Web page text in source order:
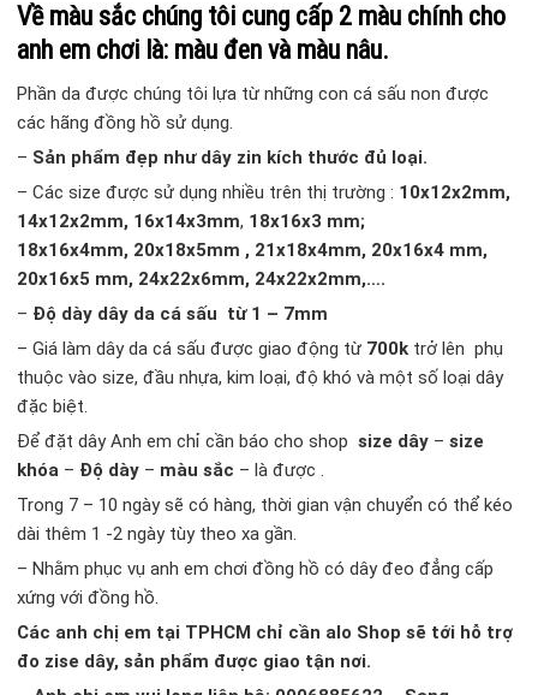
Về màu sắc chúng tôi cung cấp 2 màu chính cho
anh em chơi là: màu đen và màu nâu.
Phần da được chúng tôi lựa từ những con cá sấu non được
các hãng đồng hồ sử dụng.
– Sản phẩm đẹp như dây zin kích thước đủ loại.
– Các size được sử dụng nhiều trên thị trường : 10x12x2mm,
14x12x2mm, 16x14x3mm, 18x16x3 mm;
18x16x4mm, 20x18x5mm , 21x18x4mm, 20x16x4 mm,
20x16x5 mm, 24x22x6mm, 24x22x2mm,….
– Độ dày dây da cá sấu từ 1 – 7mm
– Giá làm dây da cá sấu được giao động từ 700k trở lên phụ
thuộc vào size, đầu nhựa, kim loại, độ khó và một số loại dây
đặc biệt.
Để đặt dây Anh em chỉ cần báo cho shopsize dây –size
khóa – Độ dày – màu sắc – là được .
Trong 7 – 10 ngày sẽ có hàng, thời gian vận chuyển có thể kéo
dài thêm 1 -2 ngày tùy theo xa gần.
– Nhằm phục vụ anh em chơi đồng hồ có dây đeo đẳng cấp
xứng với đồng hồ.
Các anh chị em tại TPHCM chỉ cần alo Shop sẽ tới hỗ trợ
đo zise dây, sản phẩm được giao tận nơi.